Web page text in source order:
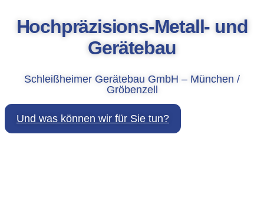
Hochpräzisions-Metall- und
Gerätebau
Schleißheimer Gerätebau GmbH – München /
Gröbenzell
Und was können wir für Sie tun?